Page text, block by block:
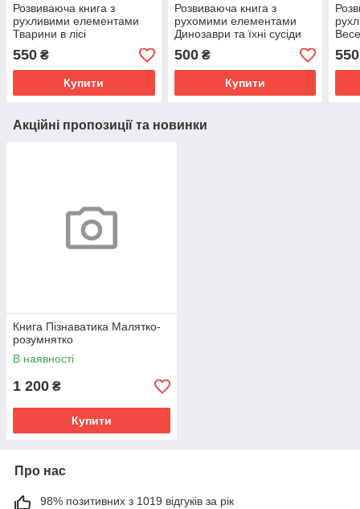
Розвиваюча книга з
рухливими елементами
Тварини в лісі
550 ₴
Купити
Розвиваюча книга з
рухомими елементами
Динозаври та їхні сусіди
500₴
Купити
550
Акційні пропозиції та новинки
Книга Пізнаватика Малятко-
розумнятко
В наявності
1 200 ₴
Купити
Про нас
98% позитивних з 1019 відгуків за рік